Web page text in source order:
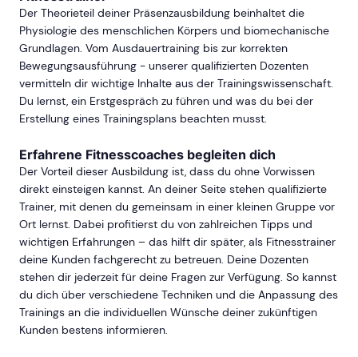
Der Theorieteil deiner Präsenzausbildung beinhaltet die
Physiologie des menschlichen Körpers und biomechanische
Grundlagen. Vom Ausdauertraining bis zur korrekten
Bewegungsausführung - unserer qualifizierten Dozenten
vermitteln dir wichtige Inhalte aus der Trainingswissenschaft.
Du lernst, ein Erstgespräch zu führen und was du bei der
Erstellung eines Trainingsplans beachten musst.
Erfahrene Fitnesscoaches begleiten dich
Der Vorteil dieser Ausbildung ist, dass du ohne Vorwissen
direkt einsteigen kannst. An deiner Seite stehen qualifizierte
Trainer, mit denen du gemeinsam in einer kleinen Gruppe vor
Ort lernst. Dabei profitierst du von zahlreichen Tipps und
wichtigen Erfahrungen – das hilft dir später, als Fitnesstrainer
deine Kunden fachgerecht zu betreuen. Deine Dozenten
stehen dir jederzeit für deine Fragen zur Verfügung. So kannst
du dich über verschiedene Techniken und die Anpassung des
Trainings an die individuellen Wünsche deiner zukünftigen
Kunden bestens informieren.